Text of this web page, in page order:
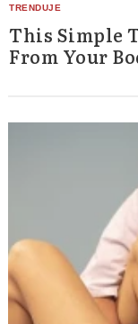
This Simple
From Your